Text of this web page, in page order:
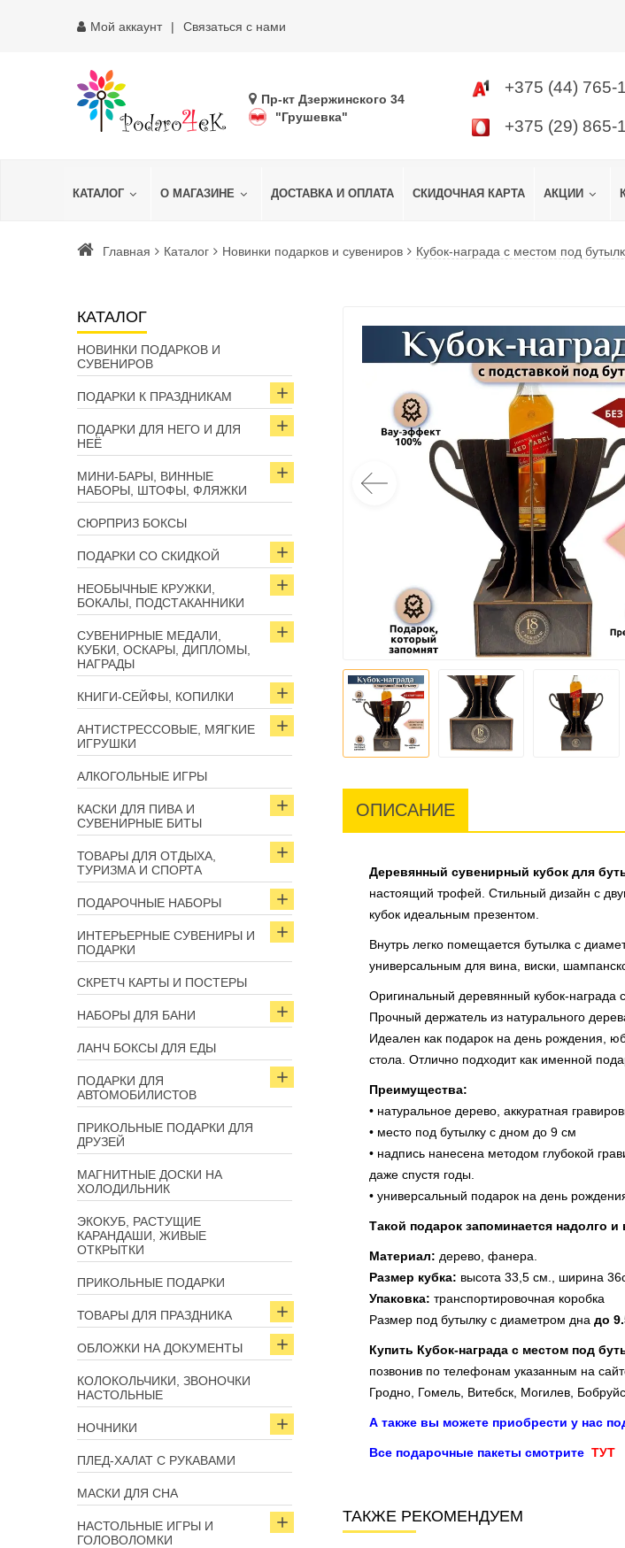
Мой аккаунт Связаться с нами
Пр-кт Дзержинского 34
"Грушевка"
+375 (44) 765-
+375 (29) 865-
КАТАЛОГ О МАГАЗИНЕ ДОСТАВКА И ОПЛАТА СКИДОЧНАЯ КАРТА АКЦИИ
Главная Каталог Новинки подарков и сувениров Кубок‑награда с местом под
КАТАЛОГ
НОВИНКИ ПОДАРКОВ И
СУВЕНИРОВ
ПОДАРКИ К ПРАЗДНИКАМ
ПОДАРКИ ДЛЯ НЕГО И ДЛЯ
НЕЁ
МИНИ-БАРЫ, ВИННЫЕ
НАБОРЫ, ШТОФЫ, ФЛЯЖКИ
СЮРПРИЗ БОКСЫ
ПОДАРКИ СО СКИДКОЙ
НЕОБЫЧНЫЕ КРУЖКИ,
БОКАЛЫ, ПОДСТАКАННИКИ
СУВЕНИРНЫЕ МЕДАЛИ,
КУБКИ, ОСКАРЫ, ДИПЛОМЫ,
НАГРАДЫ
КНИГИ-СЕЙФЫ, КОПИЛКИ
АНТИСТРЕССОВЫЕ, МЯГКИЕ
ИГРУШКИ
АЛКОГОЛЬНЫЕ ИГРЫ
КАСКИ ДЛЯ ПИВА И
СУВЕНИРНЫЕ БИТЫ
ТОВАРЫ ДЛЯ ОТДЫХА,
ТУРИЗМА И СПОРТА
ПОДАРОЧНЫЕ НАБОРЫ
ИНТЕРЬЕРНЫЕ СУВЕНИРЫ И
ПОДАРКИ
СКРЕТЧ КАРТЫ И ПОСТЕРЫ
НАБОРЫ ДЛЯ БАНИ
ЛАНЧ БОКСЫ ДЛЯ ЕДЫ
ПОДАРКИ ДЛЯ
АВТОМОБИЛИСТОВ
ПРИКОЛЬНЫЕ ПОДАРКИ ДЛЯ
ДРУЗЕЙ
МАГНИТНЫЕ ДОСКИ НА
ХОЛОДИЛЬНИК
ЭКОКУБ, РАСТУЩИЕ
КАРАНДАШИ, ЖИВЫЕ
ОТКРЫТКИ
ПРИКОЛЬНЫЕ ПОДАРКИ
ТОВАРЫ ДЛЯ ПРАЗДНИКА
ОБЛОЖКИ НА ДОКУМЕНТЫ
КОЛОКОЛЬЧИКИ, ЗВОНОЧКИ
НАСТОЛЬНЫЕ
НОЧНИКИ
ПЛЕД-ХАЛАТ С РУКАВАМИ
МАСКИ ДЛЯ СНА
НАСТОЛЬНЫЕ ИГРЫ И
ГОЛОВОЛОМКИ
ОПИСАНИЕ
Деревянный сувенирный кубок для
настоящий трофей. Стильный дизайн с
кубок идеальным презентом.
Внутрь легко помещается бутылка с
универсальным для вина, виски,
Оригинальный деревянный
Прочный держатель из натурального
Идеален как подарок на день рождения,
стола. Отлично подходит как именной
Преимущества:
• натуральное дерево, аккуратная
• место под бутылку с дном до 9 см
• надпись нанесена методом глубокой
даже спустя годы.
• универсальный подарок на день
Такой подарок запоминается надолго
Материал: дерево, фанера.
Размер кубка: высота 33,5 см., ширина
Упаковка: транспортировочная коробка
Размер под бутылку с диаметром дна до
Купить Кубок‑награда с местом под
позвонив по телефонам указанным на
Гродно, Гомель, Витебск, Могилев,
А также вы можете приобрести у нас
Все подарочные пакеты смотрите ТУТ
ТАКЖЕ РЕКОМЕНДУЕМ